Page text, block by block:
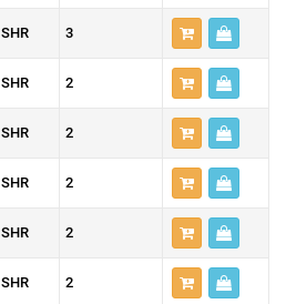
SHR 3
SHR 2
SHR 2
SHR 2
SHR 2
SHR 2